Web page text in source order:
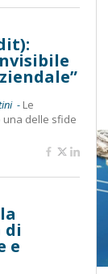
- Le
delle sfide
di
e